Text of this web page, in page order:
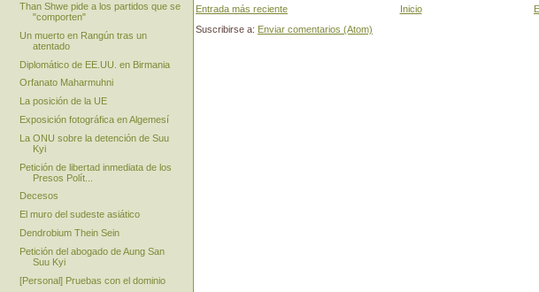
Entrada más reciente
Inicio
Suscribirse a: Enviar comentarios (Atom)
Than Shwe pide a los partidos que se
"comporten"
Un muerto en Rangún tras un
atentado
Diplomático de EE.UU. en Birmania
Orfanato Maharmuhni
La posición de la UE
Exposición fotográfica en Algemesí
La ONU sobre la detención de Suu
Kyi
Petición de libertad inmediata de los
Presos Polít...
Decesos
El muro del sudeste asiático
Dendrobium Thein Sein
Petición del abogado de Aung San
Suu Kyi
[Personal] Pruebas con el dominio